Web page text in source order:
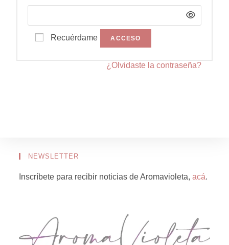
Recuérdame ACCESO
¿Olvidaste la contraseña?
NEWSLETTER
Inscríbete para recibir noticias de Aromavioleta,acá.